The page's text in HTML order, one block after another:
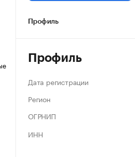
Профиль
Профиль
Дата регистрации
Регион
ОГРНИП
ИНН